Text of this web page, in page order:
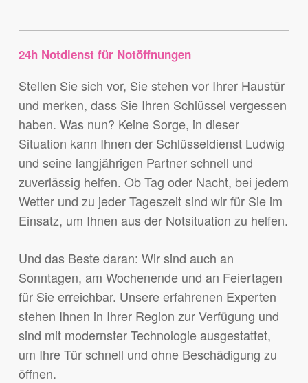
24h Notdienst für Notöffnungen
Stellen Sie sich vor, Sie stehen vor Ihrer Haustür
und merken, dass Sie Ihren Schlüssel vergessen
haben. Was nun? Keine Sorge, in dieser
Situation kann Ihnen der Schlüsseldienst Ludwig
und seine langjährigen Partner schnell und
zuverlässig helfen. Ob Tag oder Nacht, bei jedem
Wetter und zu jeder Tageszeit sind wir für Sie im
Einsatz, um Ihnen aus der Notsituation zu helfen.
Und das Beste daran: Wir sind auch an
Sonntagen, am Wochenende und an Feiertagen
für Sie erreichbar. Unsere erfahrenen Experten
stehen Ihnen in Ihrer Region zur Verfügung und
sind mit modernster Technologie ausgestattet,
um Ihre Tür schnell und ohne Beschädigung zu
öffnen.